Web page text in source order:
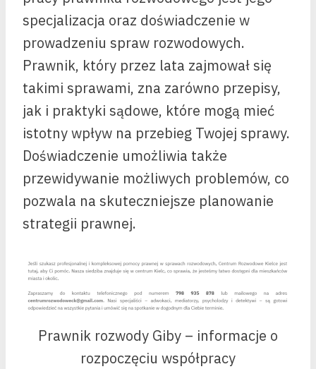
specjalizacja oraz doświadczenie w
prowadzeniu spraw rozwodowych.
Prawnik, który przez lata zajmował się
takimi sprawami, zna zarówno przepisy,
jak i praktyki sądowe, które mogą mieć
istotny wpływ na przebieg Twojej sprawy.
Doświadczenie umożliwia także
przewidywanie możliwych problemów, co
pozwala na skuteczniejsze planowanie
strategii prawnej.
Prawnik rozwody Giby – informacje o
rozpoczęciu współpracy